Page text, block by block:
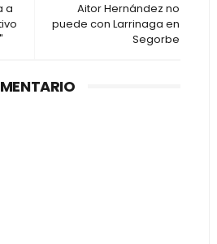
Aitor Hernández no
puede con Larrinaga en
Segorbe
a